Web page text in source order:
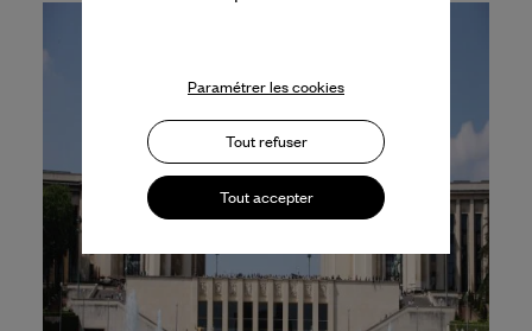
Paramétrer les cookies
Tout refuser
Tout accepter